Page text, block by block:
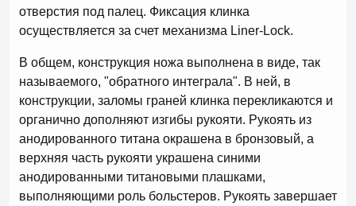
отверстия под палец. Фиксация клинка
осуществляется за счет механизма Liner-Lock.
В общем, конструкция ножа выполнена в виде, так
называемого, "обратного интеграла". В ней, в
конструкции, заломы граней клинка перекликаются и
органично дополняют изгибы рукояти. Рукоять из
анодированного титана окрашена в бронзовый, а
верхняя часть рукояти украшена синими
анодированными титановыми плашками,
выполняющими роль больстеров. Рукоять завершает